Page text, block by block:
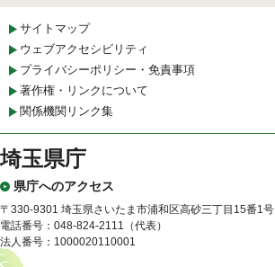
サイトマップ
ウェブアクセシビリティ
プライバシーポリシー・免責事項
著作権・リンクについて
関係機関リンク集
埼玉県庁
県庁へのアクセス
〒330-9301 埼玉県さいたま市浦和区高砂三丁目15番1号
電話番号：048-824-2111（代表）
法人番号：1000020110001